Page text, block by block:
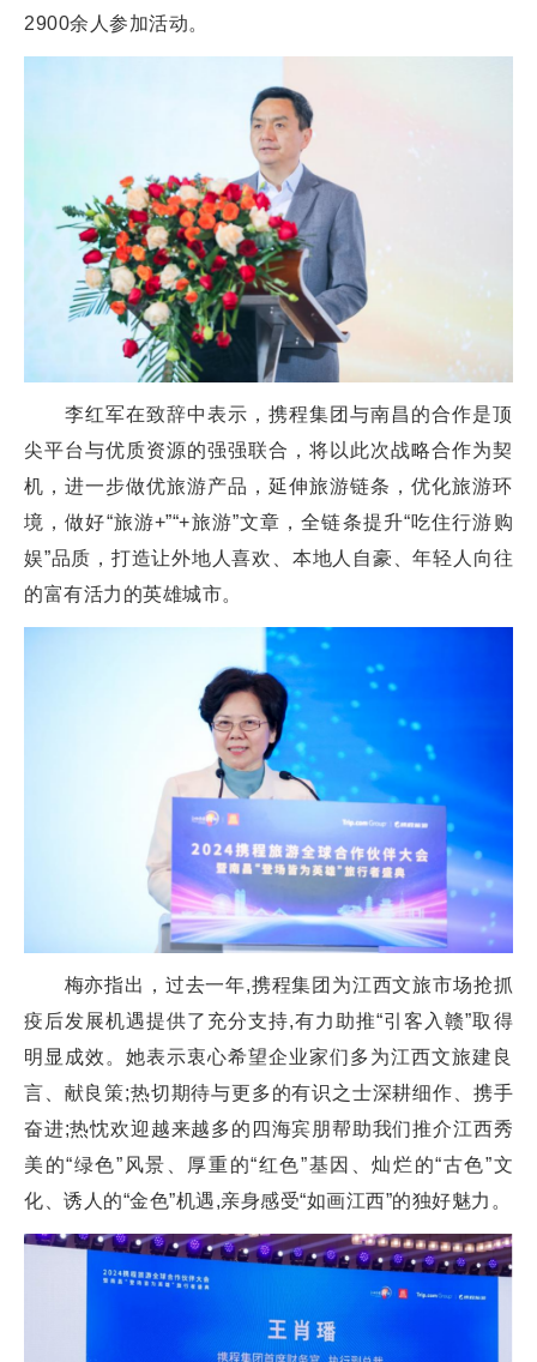
2900余人参加活动。
李红军在致辞中表示，携程集团与南昌的合作是顶
尖平台与优质资源的强强联合，将以此次战略合作为契
机，进一步做优旅游产品，延伸旅游链条，优化旅游环
境，做好“旅游+”“+旅游”文章，全链条提升“吃住行游购
娱”品质，打造让外地人喜欢、本地人自豪、年轻人向往
的富有活力的英雄城市。
梅亦指出，过去一年,携程集团为江西文旅市场抢抓
疫后发展机遇提供了充分支持,有力助推“引客入赣”取得
明显成效。她表示衷心希望企业家们多为江西文旅建良
言、献良策;热切期待与更多的有识之士深耕细作、携手
奋进;热忱欢迎越来越多的四海宾朋帮助我们推介江西秀
美的“绿色”风景、厚重的“红色”基因、灿烂的“古色”文
化、诱人的“金色”机遇,亲身感受“如画江西”的独好魅力。